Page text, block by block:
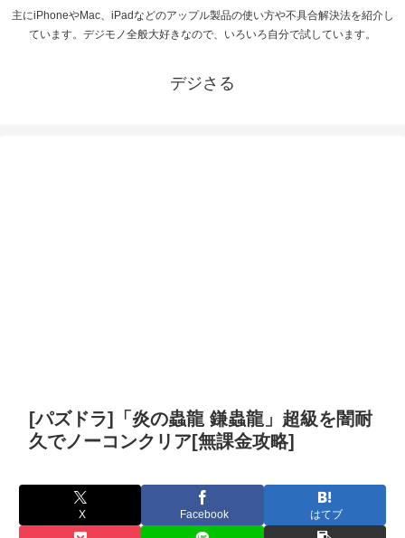
主にiPhoneやMac、iPadなどのアップル製品の使い方や不具合解決法を紹介し
ています。デジモノ全般大好きなので、いろいろ自分で試しています。
デジさる
[パズドラ]「炎の蟲龍 鎌蟲龍」超級を闇耐
久でノーコンクリア[無課金攻略]
X Facebook はてブ